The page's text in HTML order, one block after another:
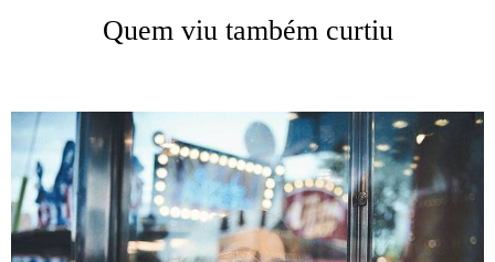
Quem viu também curtiu